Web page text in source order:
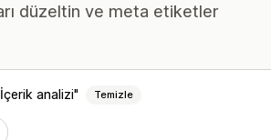
düzeltin ve meta etiketler
İçerik analizi Temizle